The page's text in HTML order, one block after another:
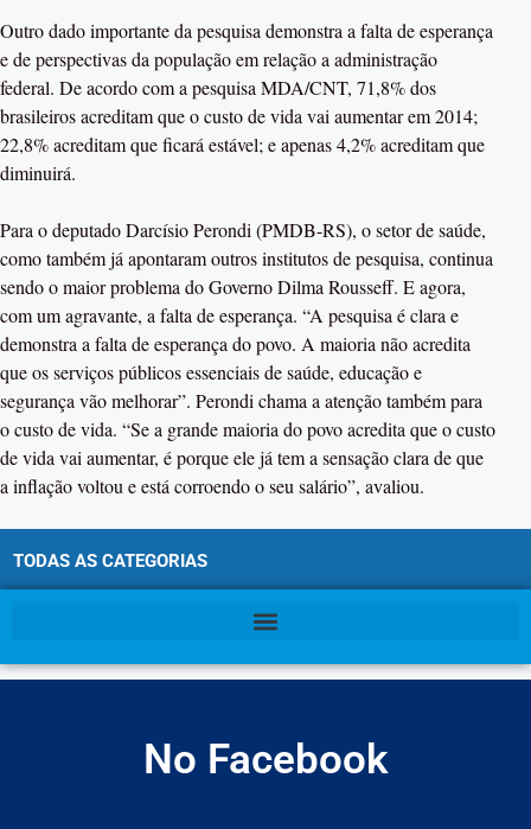
Outro dado importante da pesquisa demonstra a falta de esperança
e de perspectivas da população em relação a administração
federal. De acordo com a pesquisa MDA/CNT, 71,8% dos
brasileiros acreditam que o custo de vida vai aumentar em 2014;
22,8% acreditam que ficará estável; e apenas 4,2% acreditam que
diminuirá.
Para o deputado Darcísio Perondi (PMDB-RS), o setor de saúde,
como também já apontaram outros institutos de pesquisa, continua
sendo o maior problema do Governo Dilma Rousseff. E agora,
com um agravante, a falta de esperança. “A pesquisa é clara e
demonstra a falta de esperança do povo. A maioria não acredita
que os serviços públicos essenciais de saúde, educação e
segurança vão melhorar”. Perondi chama a atenção também para
o custo de vida. “Se a grande maioria do povo acredita que o custo
de vida vai aumentar, é porque ele já tem a sensação clara de que
a inflação voltou e está corroendo o seu salário”, avaliou.
TODAS AS CATEGORIAS
No Facebook